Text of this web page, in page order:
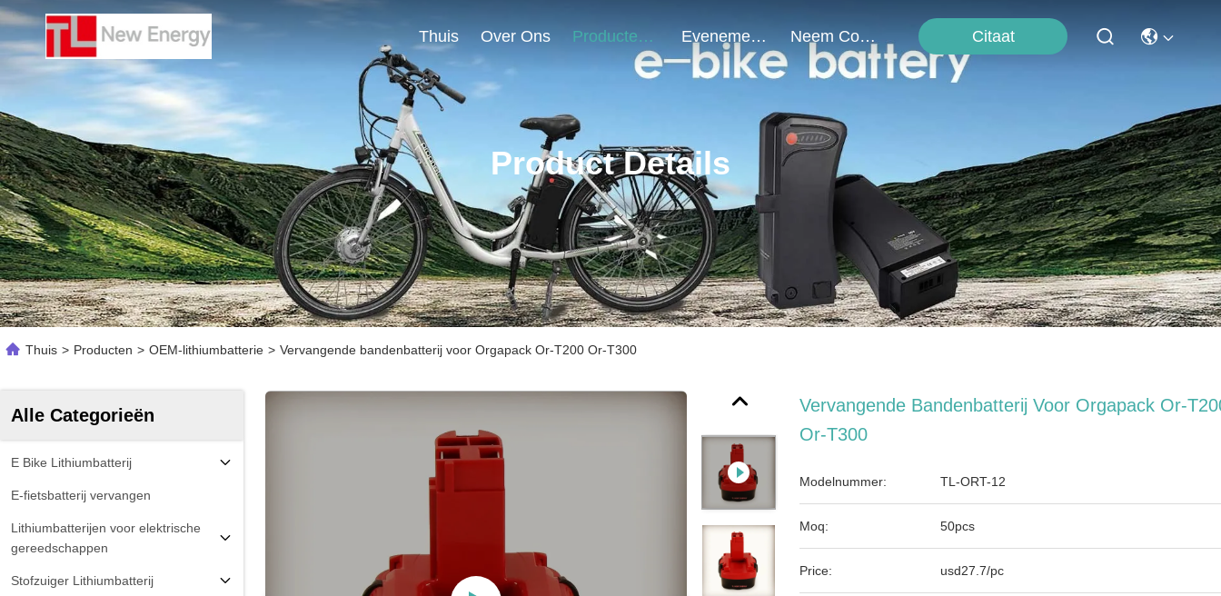
Thuis Over Ons Producten Evenementen Neem Contact Met Ons Op Citaat
Product Details
Thuis > Producten > OEM-lithiumbatterie > Vervangende bandenbatterij voor Orgapack Or-T200 Or-T300
Alle Categorieën
E Bike Lithiumbatterij
E-fietsbatterij vervangen
Lithiumbatterijen voor elektrische
gereedschappen
Stofzuiger Lithiumbatterij
Vervangende Bandenbatterij Voor Orgapack Or-
Or-T300
Modelnummer: TL-ORT-12
Moq: 50pcs
Price: usd27.7/pc